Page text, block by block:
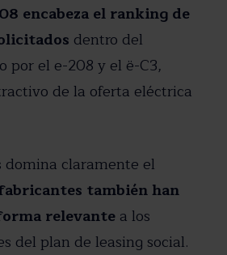
encabeza el ranking de
dentro del
por el e-208 y el ë-C3,
de la oferta eléctrica
claramente el
también han
relevante a los
del plan de leasing social.